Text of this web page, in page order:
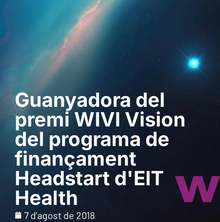
demostració
Guanyadora del
premi WIVI Vision
del programa de
finançament
Headstart d'EIT
Health
7 d'agost de 2018